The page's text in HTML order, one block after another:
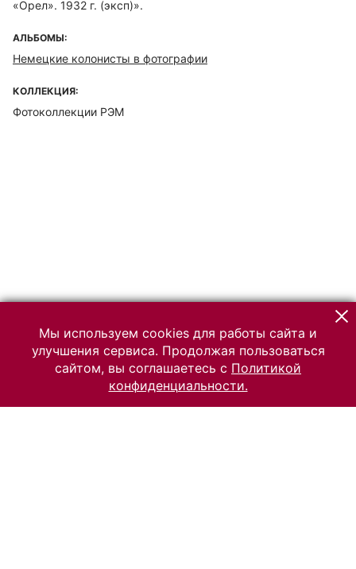
«Орел». 1932 г. (эксп)».
АЛЬБОМЫ:
Немецкие колонисты в фотографии
КОЛЛЕКЦИЯ:
Фотоколлекции РЭМ
Мы используем cookies для работы сайта и
улучшения сервиса. Продолжая пользоваться
сайтом, вы соглашаетесь с Политикой
конфиденциальности.